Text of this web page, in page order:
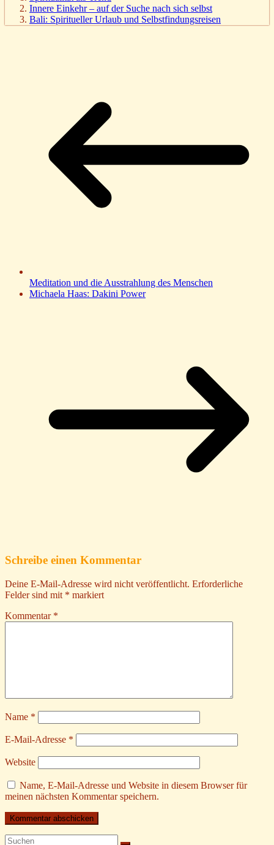
Innere Einkehr – auf der Suche nach sich selbst
Bali: Spiritueller Urlaub und Selbstfindungsreisen
Meditation und die Ausstrahlung des Menschen
Michaela Haas: Dakini Power
Schreibe einen Kommentar
Deine E-Mail-Adresse wird nicht veröffentlicht. Erforderliche
Felder sind mit * markiert
Kommentar *
Name *
E-Mail-Adresse *
Website
Name, E-Mail-Adresse und Website in diesem Browser für
meinen nächsten Kommentar speichern.